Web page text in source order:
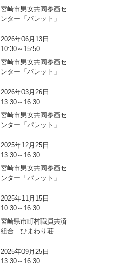
宮崎市男女共同参画セ
ンター「パレット」
2026年06月13日
10:30～15:50
宮崎市男女共同参画セ
ンター「パレット」
2026年03月26日
13:30～16:30
宮崎市男女共同参画セ
ンター「パレット」
2025年12月25日
13:30～16:30
宮崎市男女共同参画セ
ンター「パレット」
2025年11月15日
10:30～16:30
宮崎県市町村職員共済
組合 ひまわり荘
2025年09月25日
13:30～16:30